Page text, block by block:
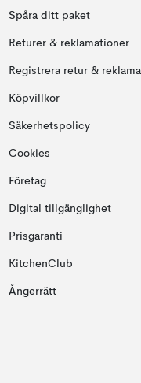
Spåra ditt paket
Returer & reklamationer
Registrera retur &
Köpvillkor
Säkerhetspolicy
Cookies
Företag
Digital tillgänglighet
Prisgaranti
KitchenClub
Ångerrätt